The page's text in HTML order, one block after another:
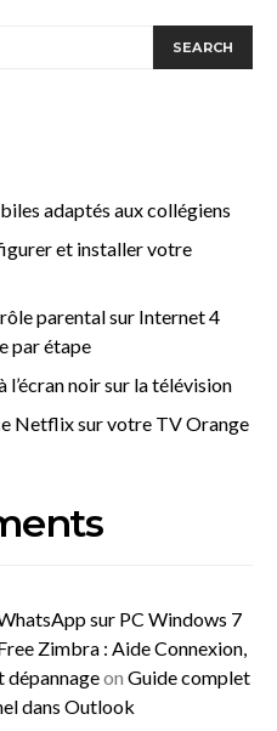
SEARCH
adaptés aux collégiens
et installer votre
parental sur Internet 4
par étape
noir sur la télévision
Netflix sur votre TV Orange
sur PC Windows 7
Zimbra : Aide Connexion,
dépannageon Guide complet
dans Outlook